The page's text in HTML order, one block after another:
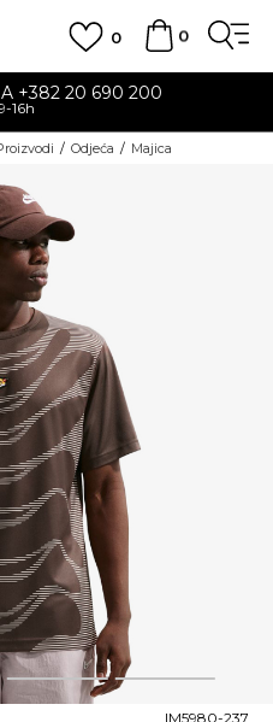
0
0
+382 20 690 200
16h
Odjeća Majica
3 4
IM5980-237